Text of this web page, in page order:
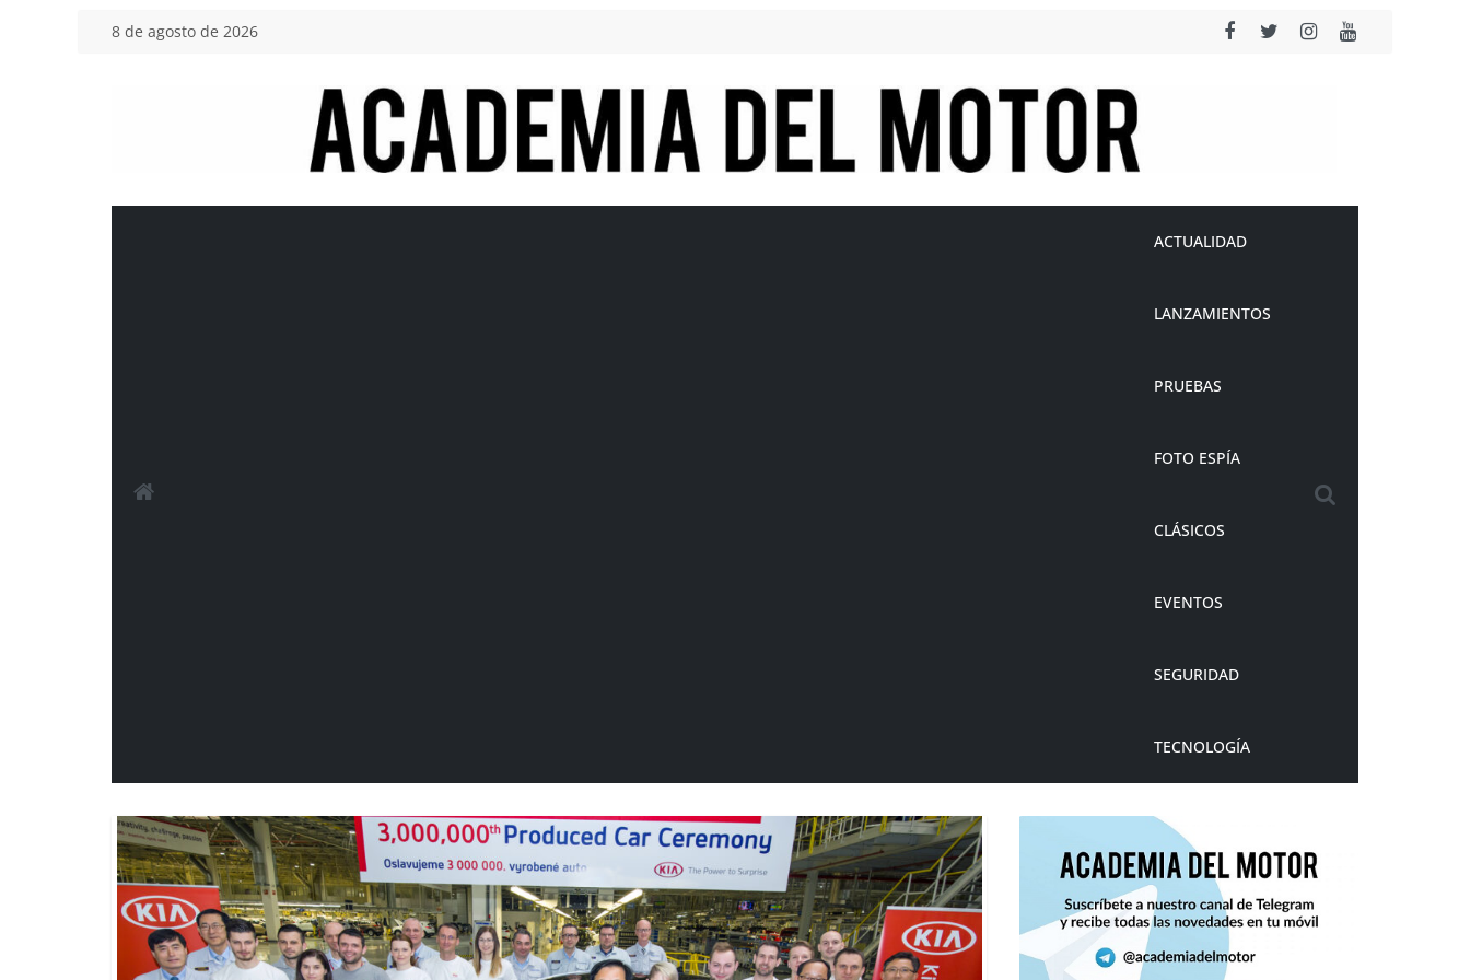
Saltar8 de agosto de 2026
Academia
del
ACTUALIDAD
LANZAMIENTOS
PRUEBAS
FOTO ESPÍA
CLÁSICOS
EVENTOS
SEGURIDAD
TECNOLOGÍA